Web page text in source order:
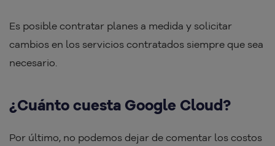
Es posible contratar planes a medida y solicitar
cambios en los servicios contratados siempre que sea
necesario.
¿Cuánto cuesta Google Cloud?
Por último, no podemos dejar de comentar los costos